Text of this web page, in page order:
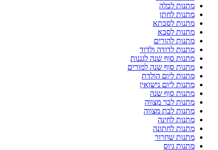
מתנות לכלה
מתנות לחתן
מתנות לסבתא
מתנות לסבא
מתנות להורים
מתנות לדודה ולדוד
מתנות סוף שנה לגננות
מתנות סוף שנה למורים
מתנות ליום הולדת
מתנות ליום נישואין
מתנות סוף שנה
מתנות לבר מצווה
מתנות לבת מצווה
מתנות לחינה
מתנות לחתונה
מתנות שחרור
מתנות גיוס